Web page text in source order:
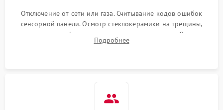
Отключение от сети или газа. Считывание кодов ошибок
сенсорной панели. Осмотр стеклокерамики на трещины,
проверка конфорок на равномерность нагрева. Опрос
клиента о симптомах (не включается, не видит посуду,
Подробнее